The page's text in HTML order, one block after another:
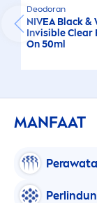
Deodoran
NIVEA Black&
Invisible Clear
On 50ml
MANFAAT